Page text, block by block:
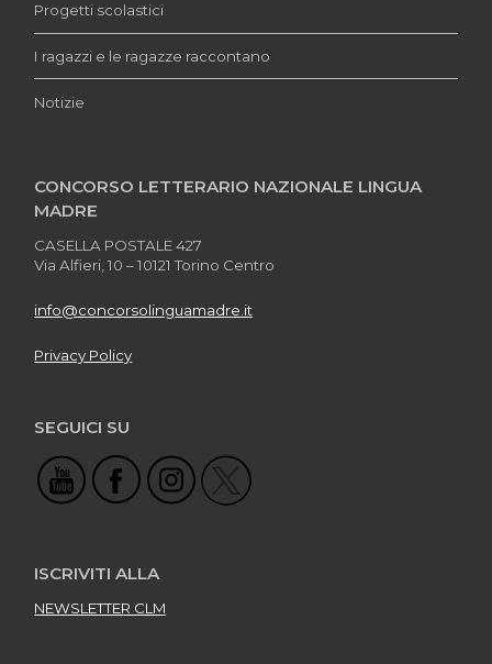
Progetti scolastici
I ragazzi e le ragazze raccontano
Notizie
CONCORSO LETTERARIO NAZIONALE LINGUA
MADRE
CASELLA POSTALE 427
Via Alfieri, 10 – 10121 Torino Centro
info@concorsolinguamadre.it
Privacy Policy
SEGUICI SU
ISCRIVITI ALLA
NEWSLETTER CLM